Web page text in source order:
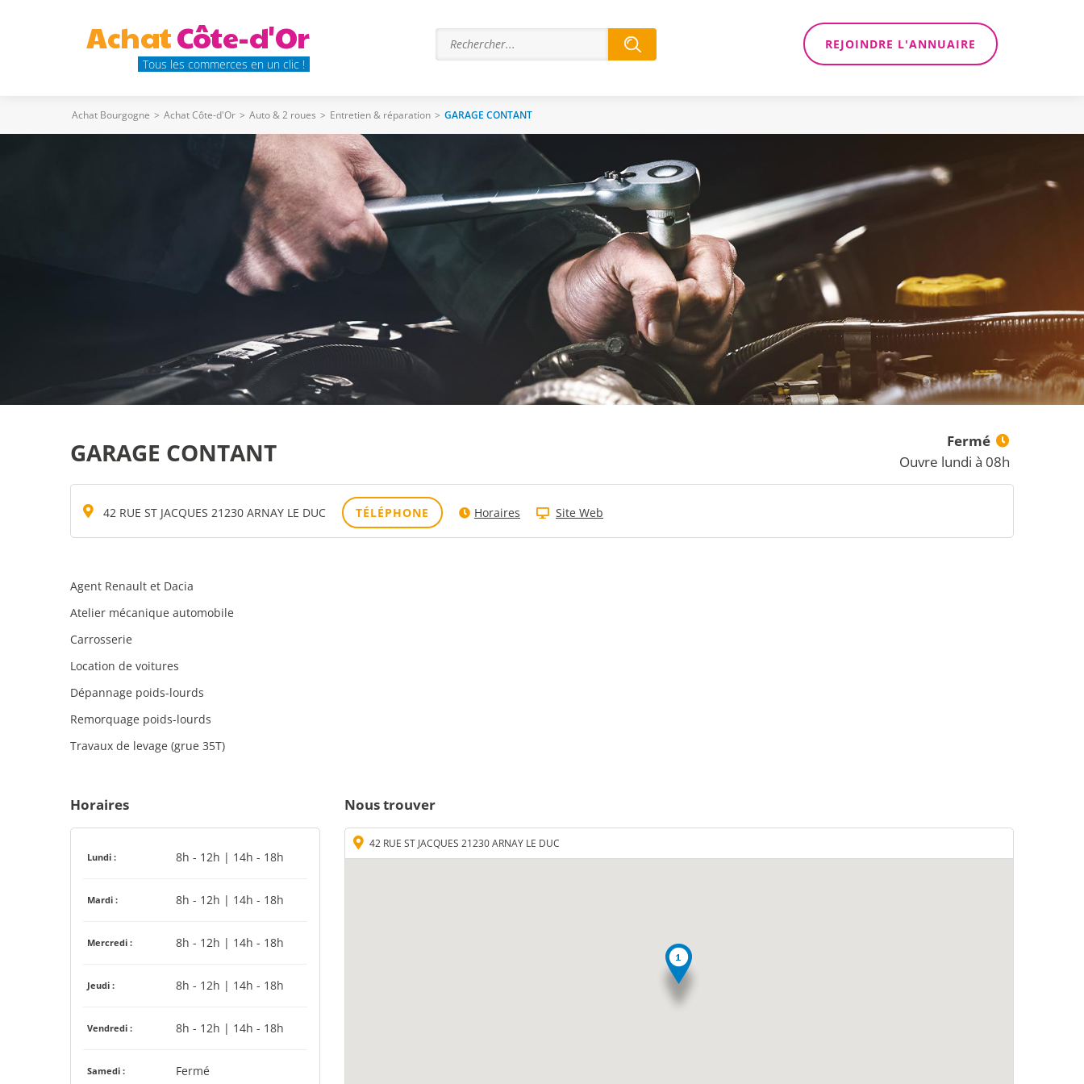
AchatCôte-d'Or
Tous les commerces en un clic !
REJOINDRE L'ANNUAIRE
Achat Bourgogne > Achat Côte-d'Or > Auto & 2 roues > Entretien & réparation > GARAGE CONTANT
GARAGE CONTANT
Fermé
Ouvre lundi à 08h
42 RUE ST JACQUES 21230 ARNAY LE DUC TÉLÉPHONE Horaires Site Web
Agent Renault et Dacia
Atelier mécanique automobile
Carrosserie
Location de voitures
Dépannage poids-lourds
Remorquage poids-lourds
Travaux de levage (grue 35T)
Horaires
Lundi : 8h - 12h | 14h - 18h
Mardi : 8h - 12h | 14h - 18h
Mercredi : 8h - 12h | 14h - 18h
Jeudi : 8h - 12h | 14h - 18h
Vendredi : 8h - 12h | 14h - 18h
Samedi : Fermé
Nous trouver
42 RUE ST JACQUES 21230 ARNAY LE DUC